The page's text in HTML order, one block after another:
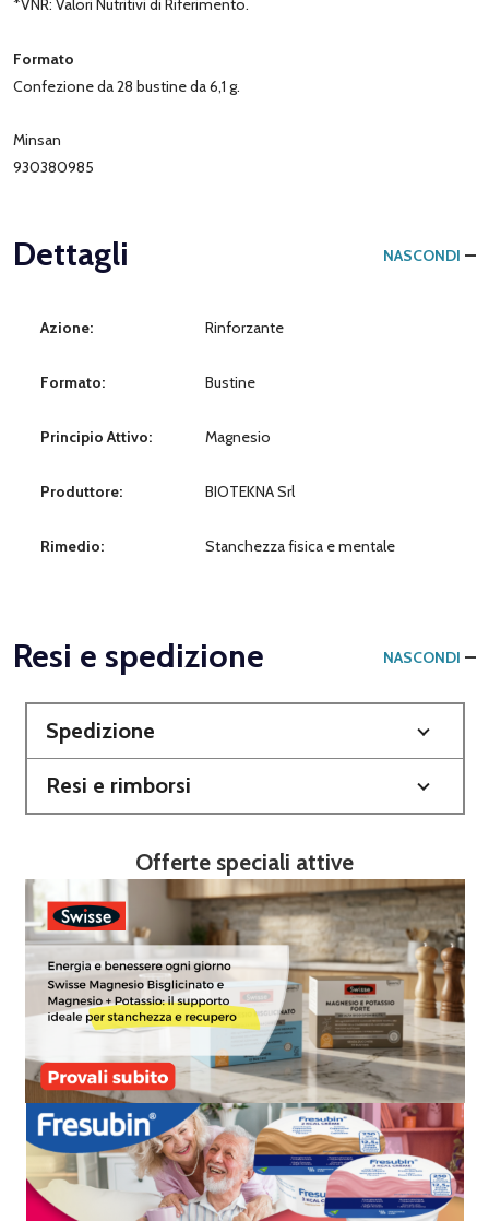
*VNR: Valori Nutritivi di Riferimento.
Formato
Confezione da 28 bustine da 6,1 g.
Minsan
930380985
Dettagli NASCONDI
Azione: Rinforzante
Formato: Bustine
Principio Attivo: Magnesio
Produttore: BIOTEKNA Srl
Rimedio: Stanchezza fisica e mentale
Resi e spedizione NASCONDI
Spedizione
Resi e rimborsi
Offerte speciali attive